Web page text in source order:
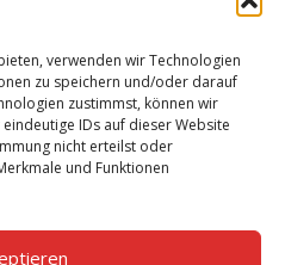
verwenden wir Technologien
zu speichern und/oder darauf
zustimmst, können wir
IDs auf dieser Website
nicht erteilst oder
und Funktionen
über unsere sich ständig
und Technologien.
und abonnieren Sie unseren